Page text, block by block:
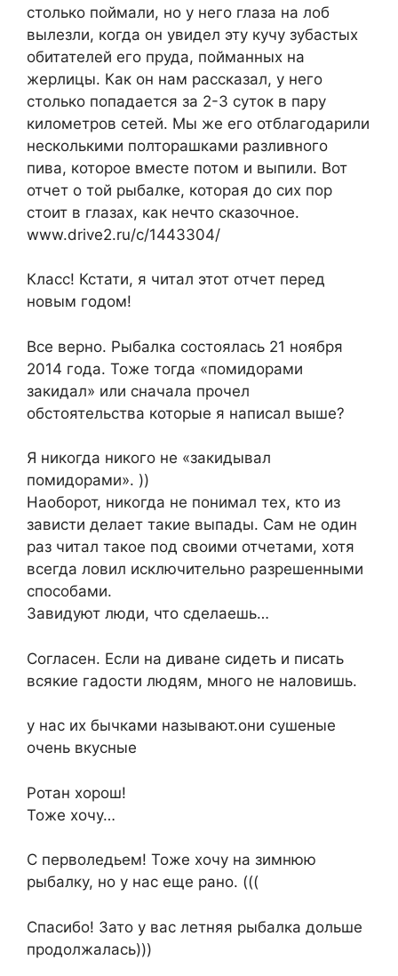
столько поймали, но у него глаза на лоб
вылезли, когда он увидел эту кучу зубастых
обитателей его пруда, пойманных на
жерлицы. Как он нам рассказал, у него
столько попадается за 2-3 суток в пару
километров сетей. Мы же его отблагодарили
несколькими полторашками разливного
пива, которое вместе потом и выпили. Вот
отчет о той рыбалке, которая до сих пор
стоит в глазах, как нечто сказочное.
www.drive2.ru/c/1443304/
Класс! Кстати, я читал этот отчет перед
новым годом!
Все верно. Рыбалка состоялась 21 ноября
2014 года. Тоже тогда «помидорами
закидал» или сначала прочел
обстоятельства которые я написал выше?
Я никогда никого не «закидывал
помидорами». ))
Наоборот, никогда не понимал тех, кто из
зависти делает такие выпады. Сам не один
раз читал такое под своими отчетами, хотя
всегда ловил исключительно разрешенными
способами.
Завидуют люди, что сделаешь…
Согласен. Если на диване сидеть и писать
всякие гадости людям, много не наловишь.
у нас их бычками называют.они сушеные
очень вкусные
Ротан хорош!
Тоже хочу…
С перволедьем! Тоже хочу на зимнюю
рыбалку, но у нас еще рано. (((
Спасибо! Зато у вас летняя рыбалка дольше
продолжалась)))